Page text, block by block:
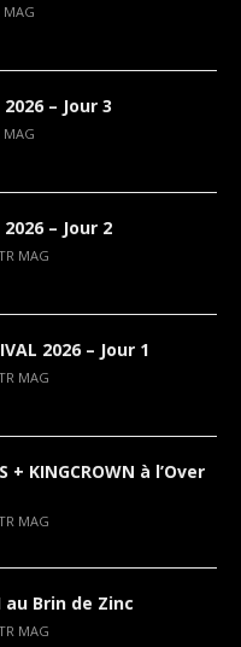
MAG
2026 – Jour 3
MAG
2026 – Jour 2
MAG
2026 – Jour 1
MAG
+ KINGCROWN à l’Over
MAG
au Brin de Zinc
MAG